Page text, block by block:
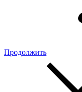
Продолжить